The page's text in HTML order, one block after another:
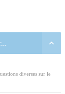
diverses sur le